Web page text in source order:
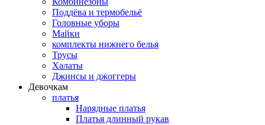
Поддёва и термобельё
Головные уборы
Майки
комплекты нижнего белья
Трусы
Халаты
Джинсы и джоггеры
Девочкам
платья
Нарядные платья
Платья длинный рукав